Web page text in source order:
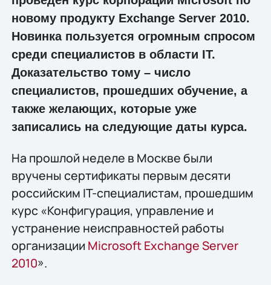
новому продукту Exchange Server 2010.
Новинка пользуется огромным спросом
среди специалистов в области IT.
Доказательство тому – число
специалистов, прошедших обучение, а
также желающих, которые уже
записались на следующие даты курса.
На прошлой неделе в Москве были
вручены сертификаты первым десяти
российским IT-специалистам, прошедшим
курс «Конфигурация, управление и
устранение неисправностей работы
организации Microsoft Exchange Server
2010».